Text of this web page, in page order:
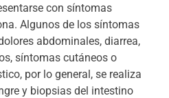
con síntomas
Algunos de los síntomas
abdominales, diarrea,
síntomas cutáneos o
por lo general, se realiza
y biopsias del intestino